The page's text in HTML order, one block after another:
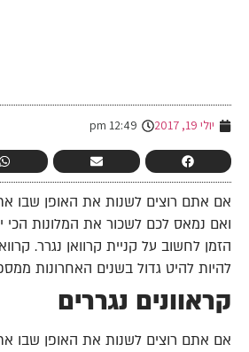
יולי 19, 2017 12:49 pm
אם אתם רוצים לשנות את האופן שבו
ואם נמאס לכם לשכור את המלונות הכי
הזמן לחשוב על קניית קרוואן נגרר.
להיות להיט גדול בשנים האחרונות
קראוונים נגררים
אם אתם רוצים לשנות את האופן שבו